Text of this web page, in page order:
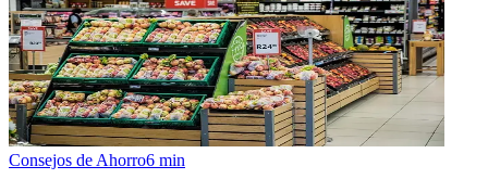
Consejos de Ahorro6 min